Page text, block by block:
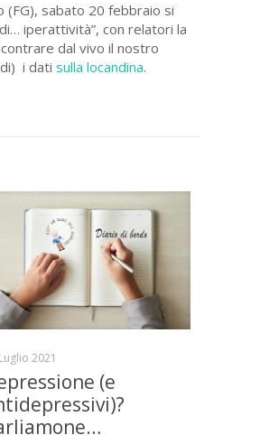
(FG), sabato 20 febbraio si
iperattività”, con relatori la
dal vivo il nostro
i dati sulla locandina.
2021
(e